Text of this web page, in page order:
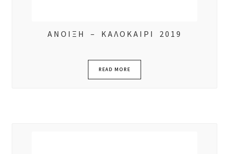
ΑΝΟΙΞΗ – ΚΑΛΟΚΑΙΡΙ 2019
READ MORE